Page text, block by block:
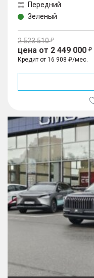
Передний
Зеленый
2 523 510
цена от 2 449 000
Кредит от 16 908 ₽/мес.
J6